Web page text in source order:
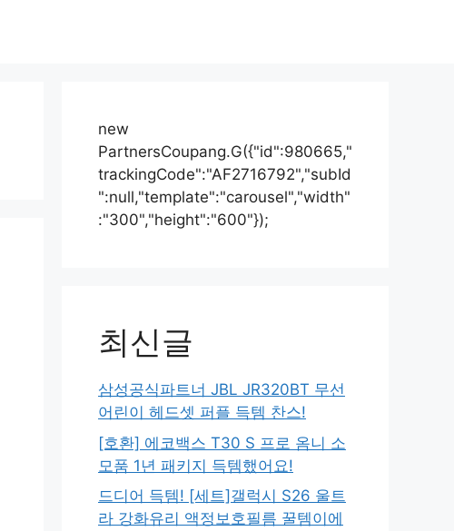
new
PartnersCoupang.G({"id":980665,"
trackingCode":"AF2716792","subId
":null,"template":"carousel","width"
:"300","height":"600"});
최신글
삼성공식파트너 JBL JR320BT 무선
어린이 헤드셋 퍼플 득템 찬스!
[호환] 에코백스 T30 S 프로 옴니 소
모품 1년 패키지 득템했어요!
드디어 득템! [세트]갤럭시 S26 울트
라 강화유리 액정보호필름 꿀템이에